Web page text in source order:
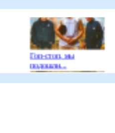
Гоп-стоп, мы
подошли...